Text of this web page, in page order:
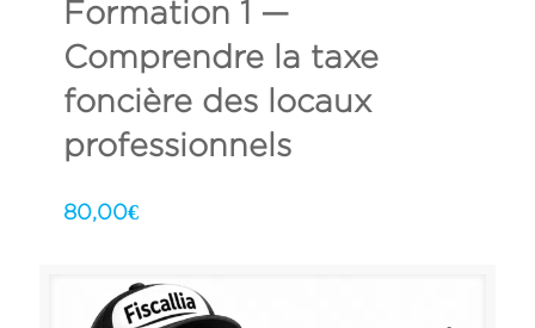
Formation 1 —
Comprendre la taxe
foncière des locaux
professionnels
80,00€